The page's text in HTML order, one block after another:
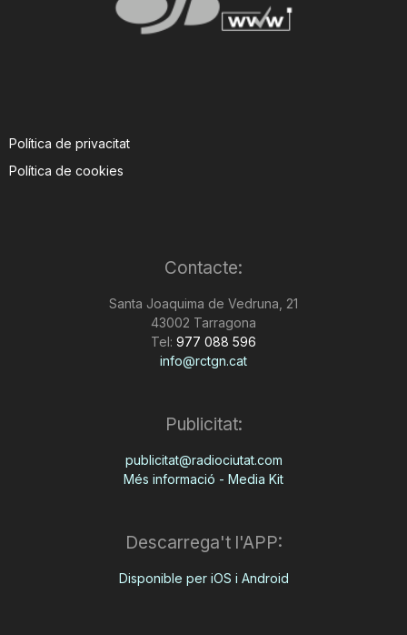
Política de privacitat
Política de cookies
Contacte:
Santa Joaquima de Vedruna, 21
43002 Tarragona
Tel: 977 088 596
info@rctgn.cat
Publicitat:
publicitat@radiociutat.com
Més informació - Media Kit
Descarrega't l'APP:
Disponible per iOS i Android